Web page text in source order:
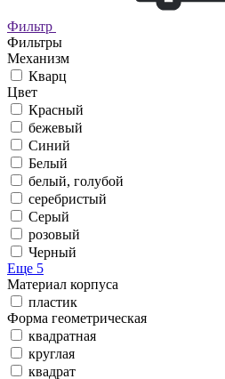
Фильтр
Фильтры
Механизм
Кварц
Цвет
Красный
бежевый
Синий
Белый
белый, голубой
серебристый
Серый
розовый
Черный
Еще 5
Материал корпуса
пластик
Форма геометрическая
квадратная
круглая
квадрат